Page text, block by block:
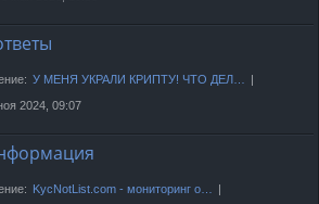
У МЕНЯ УКРАЛИ КРИПТУ! ЧТО ДЕЛ…
2024, 09:07
KycNotList.com - мониторинг о…